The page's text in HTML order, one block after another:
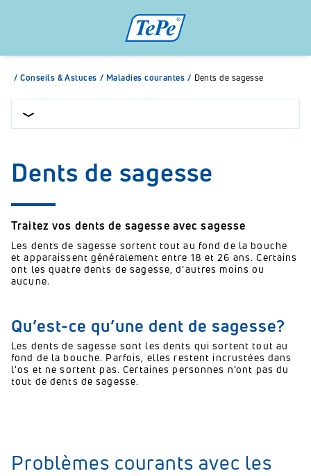
/ Conseils & Astuces / Maladies courantes / Dents de sagesse
Dents de sagesse
Traitez vos dents de sagesse avec sagesse
Les dents de sagesse sortent tout au fond de la bouche
et apparaissent généralement entre 18 et 26 ans. Certains
ont les quatre dents de sagesse, d’autres moins ou
aucune.
Qu’est-ce qu’une dent de sagesse?
Les dents de sagesse sont les dents qui sortent tout au
fond de la bouche. Parfois, elles restent incrustées dans
l'os et ne sortent pas. Certaines personnes n’ont pas du
tout de dents de sagesse.
Problèmes courants avec les